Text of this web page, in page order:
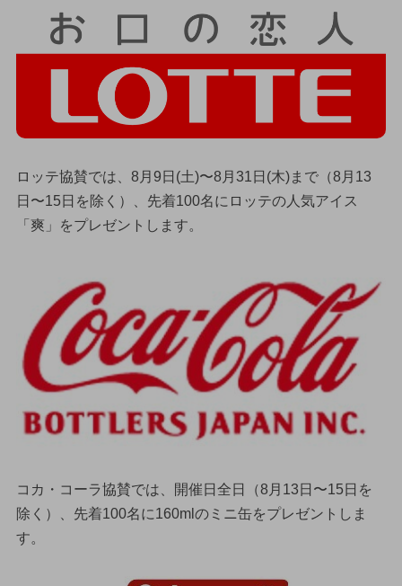
ロッテ協賛では、8月9日(土)〜8月31日(木)まで（8月13
日〜15日を除く）、先着100名にロッテの人気アイス
「爽」をプレゼントします。
コカ・コーラ協賛では、開催日全日（8月13日〜15日を
除く）、先着100名に160mlのミニ缶をプレゼントしま
す。